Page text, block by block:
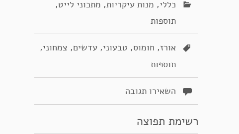
כללי, מנות עיקריות, מתכוני לייט,
תוספות
אורז, חומוס, טבעוני, עדשים, צמחוני,
תוספות
השאירו תגובה
רשימת תפוצה